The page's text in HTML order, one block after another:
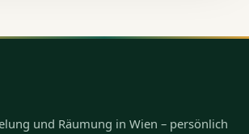
und Räumung in Wien – persönlich